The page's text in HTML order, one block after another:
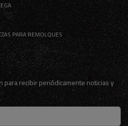
PARA REMOLQUES
para recibir periódicamente noticias y